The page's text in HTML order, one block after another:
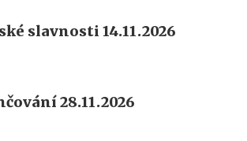
slavnosti 14.11.2026
28.11.2026